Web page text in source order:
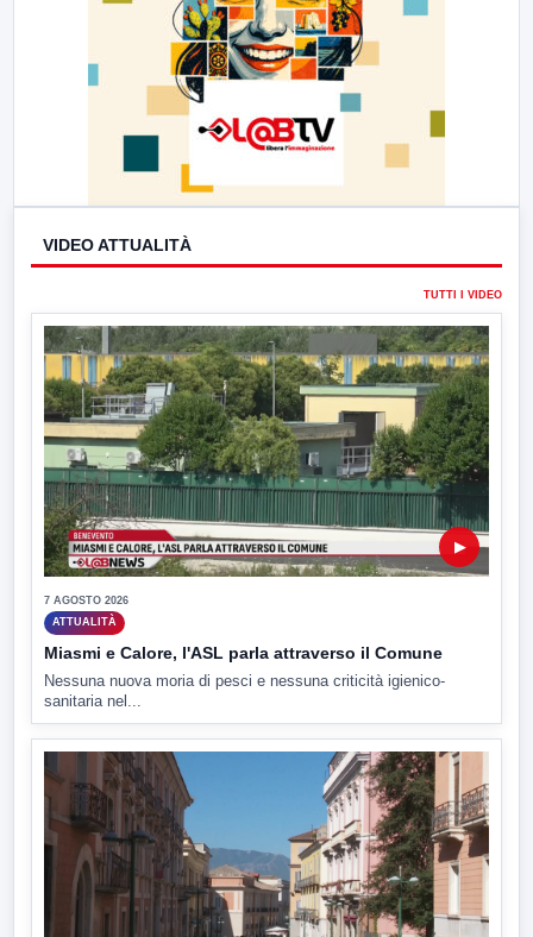
VIDEO ATTUALITÀ
TUTTI I VIDEO
▶
7 AGOSTO 2026
ATTUALITÀ
Miasmi e Calore, l'ASL parla attraverso il Comune
Nessuna nuova moria di pesci e nessuna criticità igienico-
sanitaria nel...